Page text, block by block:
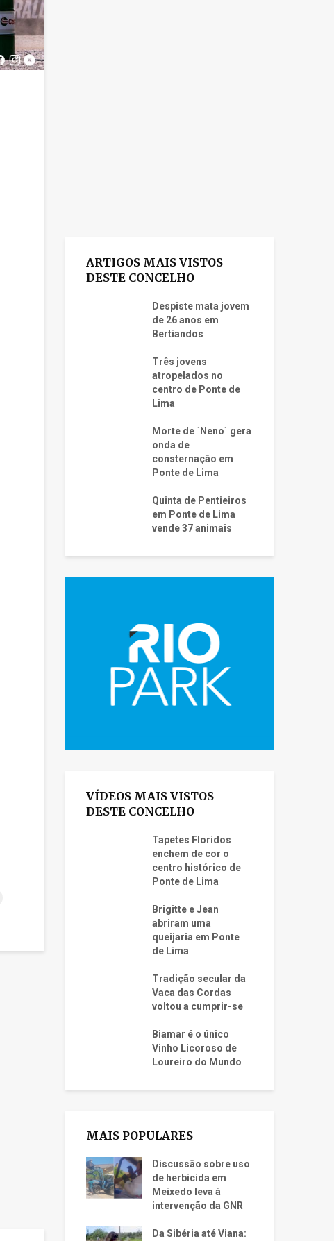
ARTIGOS MAIS VISTOS
DESTE CONCELHO
Despiste mata jovem
de 26 anos em
Bertiandos
Três jovens
atropelados no
centro de Ponte de
Lima
Morte de ´Neno` gera
onda de
consternação em
Ponte de Lima
Quinta de Pentieiros
em Ponte de Lima
vende 37 animais
VÍDEOS MAIS VISTOS
DESTE CONCELHO
Tapetes Floridos
enchem de cor o
centro histórico de
Ponte de Lima
Brigitte e Jean
abriram uma
queijaria em Ponte
de Lima
Tradição secular da
Vaca das Cordas
voltou a cumprir-se
Biamar é o único
Vinho Licoroso de
Loureiro do Mundo
MAIS POPULARES
Discussão sobre uso
de herbicida em
Meixedo leva à
intervenção da GNR
Da Sibéria até Viana: